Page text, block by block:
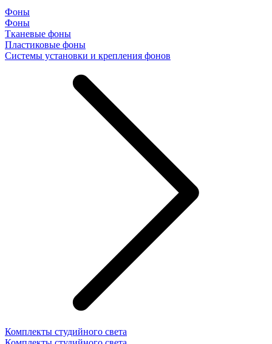
Фоны
Фоны
Тканевые фоны
Пластиковые фоны
Системы установки и крепления фонов
Комплекты студийного света